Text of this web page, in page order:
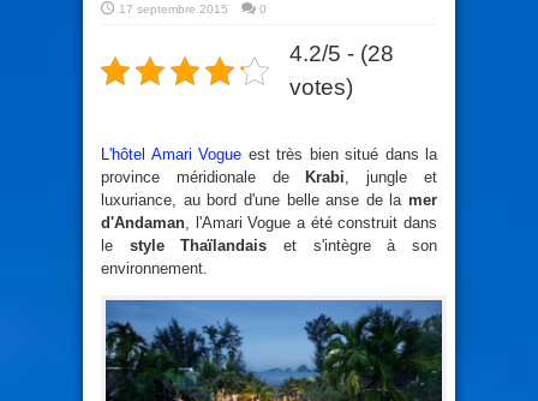
17 septembre 2015
0
4.2/5 - (28
votes)
L'hôtel Amari Vogue est très bien situé dans la
province méridionale de
Krabi, jungle et
luxuriance, au bord d'une belle anse de la mer
d'Andaman, l'Amari Vogue a été construit dans
le style Thaïlandais et s'intègre à son
environnement.